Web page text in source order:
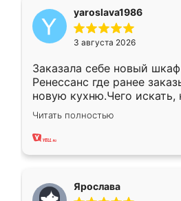
yaroslava1986
3 августа 2026
Заказала себе новый
Ренессанс где ранее
новую кухню.Чего искать,
вполне довольна. Служит
два года, нареканий нет.
Читать полностью
Ярослава